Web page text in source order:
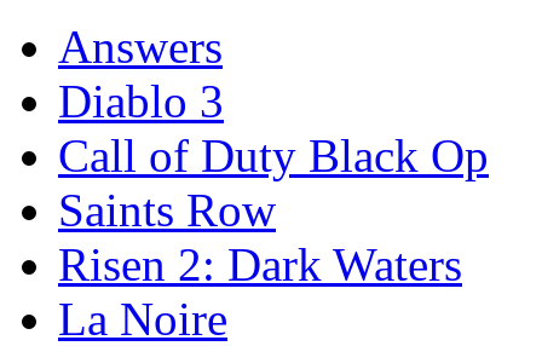
Answers
Diablo 3
Call of Duty Black Op
Saints Row
Risen 2: Dark Waters
La Noire